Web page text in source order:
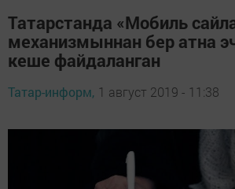
Татарстанда «Мобиль
механизмыннан бер атна
кеше файдаланган
Татар-информ, 1 август 2019 - 11:38